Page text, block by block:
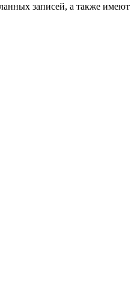
записей, а также имеют